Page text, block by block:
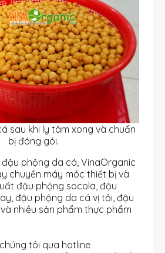
sau khi ly tâm xong và chuẩn
bị đóng gói.
phộng da cá, VinaOrganic
chuyền máy móc thiết bị và
đậu phộng socola, đậu
đậu phộng da cá vị tỏi, đậu
nhiều sản phẩm thực phẩm
tôi qua hotline